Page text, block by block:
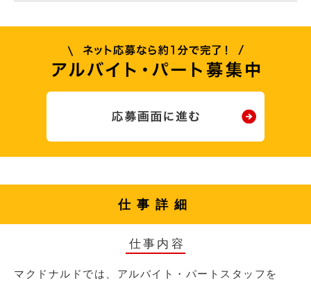
仕事詳細
仕事内容
マクドナルドでは、アルバイト・パートスタッフを